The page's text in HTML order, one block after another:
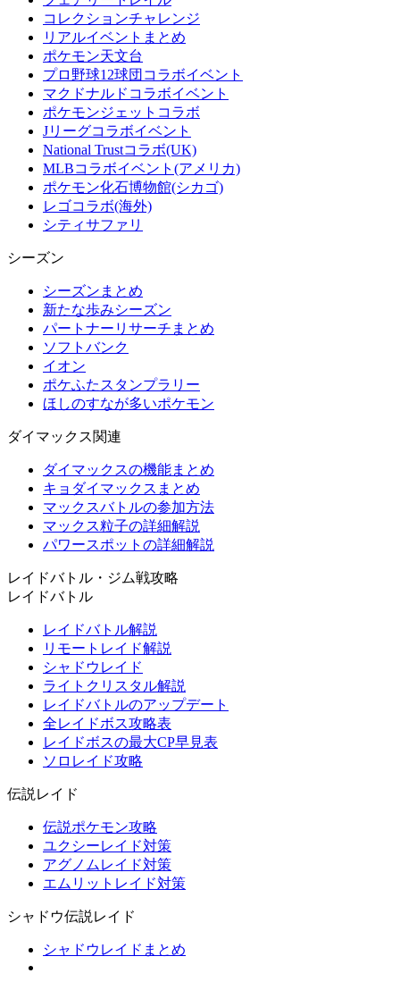
コレクションチャレンジ
リアルイベントまとめ
ポケモン天文台
プロ野球12球団コラボイベント
マクドナルドコラボイベント
ポケモンジェットコラボ
Jリーグコラボイベント
National Trustコラボ(UK)
MLBコラボイベント(アメリカ)
ポケモン化石博物館(シカゴ)
レゴコラボ(海外)
シティサファリ
シーズン
シーズンまとめ
新たな歩みシーズン
パートナーリサーチまとめ
ソフトバンク
イオン
ポケふたスタンプラリー
ほしのすなが多いポケモン
ダイマックス関連
ダイマックスの機能まとめ
キョダイマックスまとめ
マックスバトルの参加方法
マックス粒子の詳細解説
パワースポットの詳細解説
レイドバトル・ジム戦攻略
レイドバトル
レイドバトル解説
リモートレイド解説
シャドウレイド
ライトクリスタル解説
レイドバトルのアップデート
全レイドボス攻略表
レイドボスの最大CP早見表
ソロレイド攻略
伝説レイド
伝説ポケモン攻略
ユクシーレイド対策
アグノムレイド対策
エムリットレイド対策
シャドウ伝説レイド
シャドウレイドまとめ